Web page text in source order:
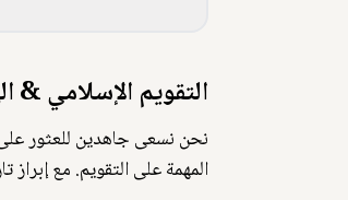
التقويم الإسلامي & الهجري لعام
المهمة على التقويم. مع